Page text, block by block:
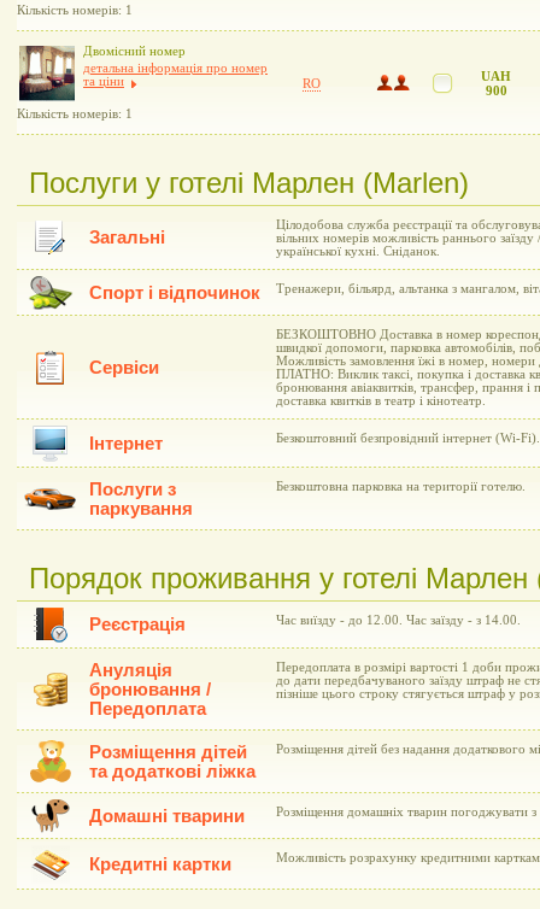
Кількість номерів: 1
Двомісний номер
детальна інформація про номер
та ціни
Кількість номерів: 1
RO
UAH
900
Послуги у готелі Марлен (Marlen)
Загальні
Цілодобова служба реєстрації та
вільних номерів можливість раннього заїзду
української кухні. Сніданок.
Спорт і відпочинок Тренажери, більярд, альтанка з мангалом,
Сервіси
БЕЗКОШТОВНО Доставка в номер
швидкої допомоги, парковка автомобілів,
Можливість замовлення їжі в номер, номери
ПЛАТНО: Виклик таксі, покупка і доставка
бронювання авіаквитків, трансфер, прання і
доставка квитків в театр і кінотеатр.
Інтернет Безкоштовний безпровідний інтернет (Wi-Fi).
Послуги з
паркування
Безкоштовна парковка на території готелю.
Порядок проживання у готелі Марлен
Реєстрація Час виїзду - до 12.00. Час заїзду - з 14.00.
Ануляція
бронювання /
Передоплата
Передоплата в розмірі вартості 1 доби
до дати передбачуваного заїзду штраф не
пізніше цього строку стягується штраф у
Розміщення дітей
та додаткові ліжка
Розміщення дітей без надання додаткового
Домашні тварини Розміщення домашніх тварин погоджувати з
Кредитні картки Можливість розрахунку кредитними